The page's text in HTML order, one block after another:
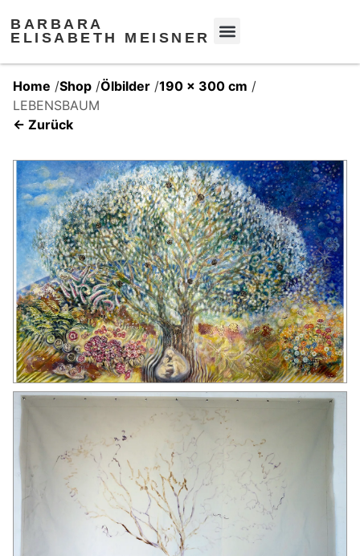
BARBARA
ELISABETH MEISNER
Home /Shop /Ölbilder /190 x 300 cm /
LEBENSBAUM
← Zurück